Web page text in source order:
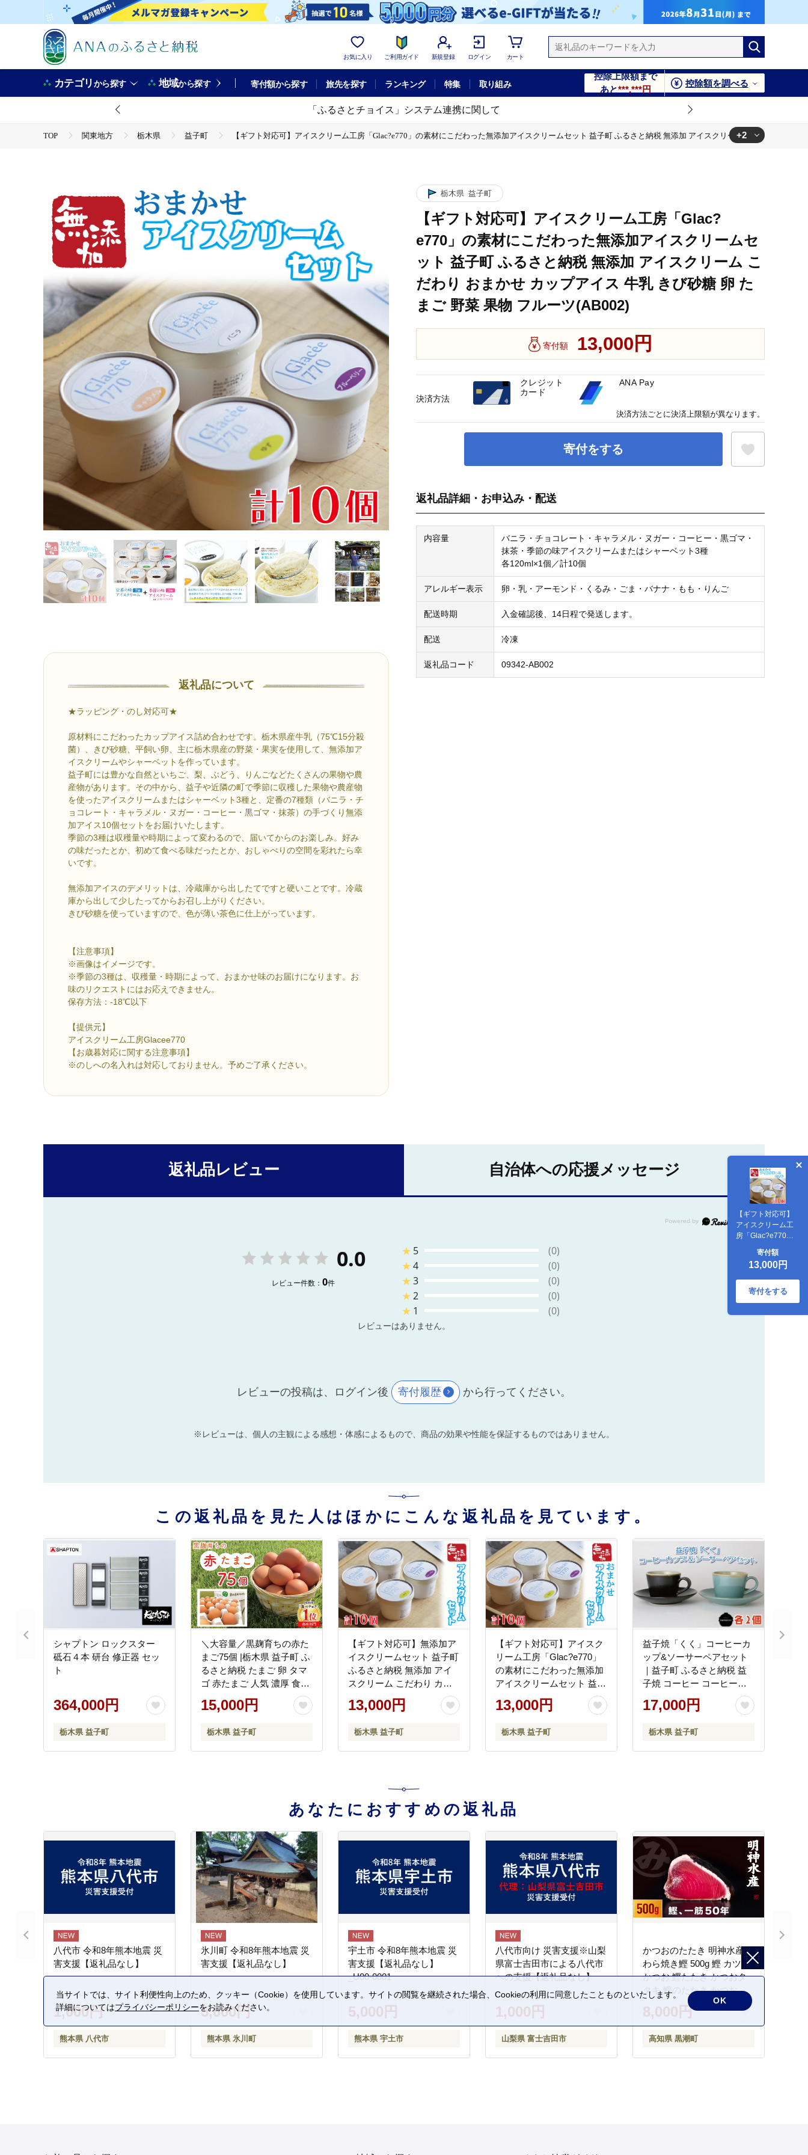
お気に入り ご利用ガイド 新規登録 ログイン カート
カテゴリから探す 地域から探す 寄付額から探す 旅先を探す ランキング 特集 取り組み
控除上限額まで
あと***,***円
控除額を調べる
「ふるさとチョイス」システム連携に関して
TOP 関東地方 栃木県 益子町
【ギフト対応可】アイスクリーム工房「Glac?e770」の素材にこだわった無添加アイスクリームセット 益子町 ふるさと納税 無添加 アイスクリーム こだわり おま
【ギフト対応可】アイスクリーム工房「Glac?e770」の素材にこだわった無添加アイスクリームセット 益子町 ふるさと納税 無添加 アイスクリーム こだわり おまかせ カップアイス 牛乳 きび砂糖 卵 たまご
野菜 果物 フルーツ(AB002)
+2
返礼品について
★ラッピング・のし対応可★
原材料にこだわったカップアイス詰め合わせです。栃木県産牛乳（75℃15分殺
菌）、きび砂糖、平飼い卵、主に栃木県産の野菜・果実を使用して、無添加ア
イスクリームやシャーベットを作っています。
益子町には豊かな自然といちご、梨、ぶどう、りんごなどたくさんの果物や農
産物があります。その中から、益子や近隣の町で季節に収穫した果物や農産物
を使ったアイスクリームまたはシャーベット3種と、定番の7種類（バニラ・チ
ョコレート・キャラメル・ヌガー・コーヒー・黒ゴマ・抹茶）の手づくり無添
加アイス10個セットをお届けいたします。
季節の3種は収穫量や時期によって変わるので、届いてからのお楽しみ。好み
の味だったとか、初めて食べる味だったとか、おしゃべりの空間を彩れたら幸
いです。
無添加アイスのデメリットは、冷蔵庫から出したてですと硬いことです。冷蔵
庫から出して少したってからお召し上がりください。
きび砂糖を使っていますので、色が薄い茶色に仕上がっています。
【注意事項】
※画像はイメージです。
※季節の3種は、収穫量・時期によって、おまかせ味のお届けになります。お
味のリクエストにはお応えできません。
保存方法：-18℃以下
【提供元】
アイスクリーム工房Glacee770
【お歳暮対応に関する注意事項】
※のしへの名入れは対応しておりません。予めご了承ください。
栃木県 益子町
【ギフト対応可】アイスクリーム工房「Glac?
e770」の素材にこだわった無添加アイスクリームセ
ット 益子町 ふるさと納税 無添加 アイスクリーム こ
だわり おまかせ カップアイス 牛乳 きび砂糖 卵 た
まご 野菜 果物 フルーツ(AB002)
寄付額 13,000円
寄付をする
【ギフト対応可】
アイスクリーム工
房「Glac?e770」
た無添加アイスク
リームセット 益子
町 ふるさと納税 無
添加 アイスクリー
ム こだわり おまか
寄付額
13,000円
寄付をする
返礼品詳細・お申込み・配送
内容量
バニラ・チョコレート・キャラメル・ヌガー・コーヒー・黒ゴマ・
抹茶・季節の味アイスクリームまたはシャーベット3種
各120ml×1個／計10個
アレルギー表示 卵・乳・アーモンド・くるみ・ごま・バナナ・もも・りんご
配送時期 入金確認後、14日程で発送します。
配送 冷凍
返礼品コード 09342-AB002
決済方法
クレジット
カード
ANA Pay
決済方法ごとに決済上限額が異なります。
返礼品レビュー 自治体への応援メッセージ
0.0
レビュー件数： 0件
★ 5
(0)
★4
(0)
★3
(0)
★2
(0)
★ 1 (0)
レビューはありません。
レビューの投稿は、ログイン後 寄付履歴 から行ってください。
※レビューは、個人の主観による感想・体感によるもので、商品の効果や性能を保証するものではありません。
この返礼品を見た人はほかにこんな返礼品を見ています。
シャプトン ロックスター
砥石４本 研台 修正器 セッ
ト
364,000円
栃木県 益子町
＼大容量／黒麹育ちの赤た
まご75個 |栃木県 益子町 ふ
るさと納税 たまご 卵 タマ
ゴ 赤たまご 人気 濃厚 食べ
チョク (BC008)
15,000円
栃木県 益子町
【ギフト対応可】無添加ア
イスクリームセット 益子町
ふるさと納税 無添加 アイ
スクリーム こだわり カッ
プアイス 牛乳 きび砂糖 卵
たまご 野菜 果物 フルーツ
13,000円
栃木県 益子町
【ギフト対応可】アイスク
リーム工房「Glac?e770」
の素材にこだわった無添加
アイスクリームセット 益子
町 ふるさと納税 無添加 ア
イスクリーム こだわり お
きび砂糖 卵 たまご 野菜 果
物 フルーツ(AB002)
13,000円
栃木県 益子町
益子焼「くく」コーヒーカ
ップ&ソーサーペアセット
｜益子町 ふるさと納税 益
子焼 コーヒー コーヒーカ
ップ 珈琲 ペア ペアセット
セット (AG003)
17,000円
栃木県 益子町
あなたにおすすめの返礼品
八代市 令和8年熊本地震 災
害支援【返礼品なし】
1,000円
熊本県 八代市
氷川町 令和8年熊本地震 災
害支援【返礼品なし】
5,000円
熊本県 氷川町
宇土市 令和8年熊本地震 災
害支援【返礼品なし】
_U00-0001
5,000円
熊本県 宇土市
八代市向け 災害支援※山梨
県富士吉田市による八代市
への支援【返礼品なし】
1,000円
山梨県 富士吉田市
かつおのたたき 明神水産
わら焼き鰹 500g 鰹 カツオ
かつお 鰹たたき かつおタ
タキ 鰹のたたき かつおの
タタキ 藁焼き わら焼き 魚
さかな 海鮮 刺身 お刺身 冷
凍 ご家庭用 グルメ 特産品
ご当地 本場 高知 黒潮町 ギ
フト 贈答品 人気 返礼品 ふ
8,000円
高知県 黒潮町
当サイトでは、サイト利便性向上のため、クッキー（Cookie）を使用しています。サイトの閲覧を継続された場合、Cookieの利用に同意したことものといたします。
詳細についてはプライバシーポリシーをお読みください。
OK